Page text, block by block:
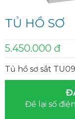
TỦ HỒ SƠ
5.450.000 đ
Tủ hồ sơ sắt
Để lại số